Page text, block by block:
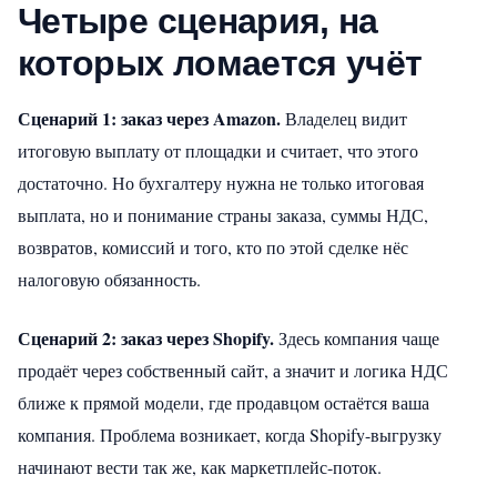
Четыре сценария, на
которых ломается учёт
Сценарий 1: заказ через Amazon.Владелец видит
итоговую выплату от площадки и считает, что этого
достаточно. Но бухгалтеру нужна не только итоговая
выплата, но и понимание страны заказа, суммы НДС,
возвратов, комиссий и того, кто по этой сделке нёс
налоговую обязанность.
Сценарий 2: заказ через Shopify.Здесь компания чаще
продаёт через собственный сайт, а значит и логика НДС
ближе к прямой модели, где продавцом остаётся ваша
компания. Проблема возникает, когда Shopify-выгрузку
начинают вести так же, как маркетплейс-поток.